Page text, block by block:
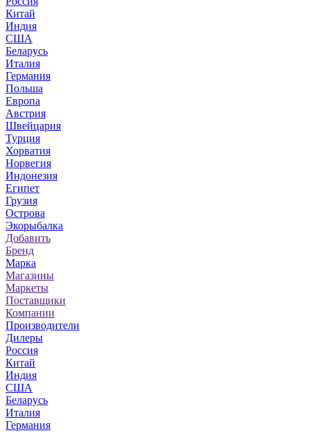
Китай
Индия
США
Беларусь
Италия
Германия
Польша
Европа
Австрия
Швейцария
Турция
Хорватия
Норвегия
Индонезия
Египет
Грузия
Острова
Экорыбалка
Добавить
Бренд
Марка
Магазины
Маркеты
Поставщики
Компании
Производители
Дилеры
Россия
Китай
Индия
США
Беларусь
Италия
Германия